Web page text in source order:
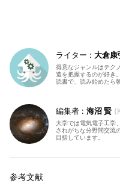
大倉康
得意なジャンルはテク
造を把握するのが好き
読書で、読み始めたら
海沼 賢
大学では電気電子工学
されがちな分野間交流
目指しています。